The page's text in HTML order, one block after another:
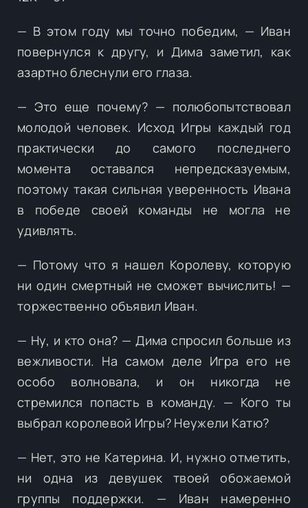
— В этом году мы точно победим, — Иван
повернулся к другу, и Дима заметил, как
азартно блеснули его глаза.
— Это еще почему? — полюбопытствовал
молодой человек. Исход Игры каждый год
практически до самого последнего
момента оставался непредсказуемым,
поэтому такая сильная уверенность Ивана
в победе своей команды не могла не
удивлять.
— Потому что я нашел Королеву, которую
ни один смертный не сможет вычислить! —
торжественно объявил Иван.
— Ну, и кто она? — Дима спросил больше из
вежливости. На самом деле Игра его не
особо волновала, и он никогда не
стремился попасть в команду. — Кого ты
выбрал королевой Игры? Неужели Катю?
— Нет, это не Катерина. И, нужно отметить,
ни одна из девушек твоей обожаемой
группы поддержки. — Иван намеренно